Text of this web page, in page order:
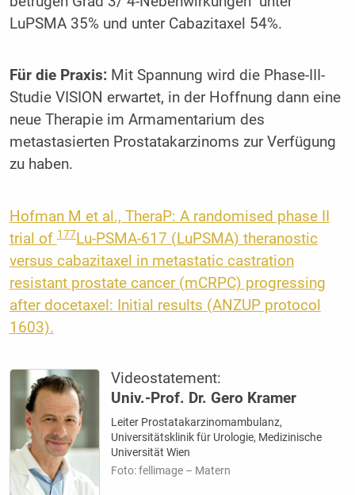
LuPSMA 35% und unter Cabazitaxel 54%.
Für die Praxis:Mit Spannung wird die Phase-III-
Studie VISION erwartet, in der Hoffnung dann eine
neue Therapie im Armamentarium des
metastasierten Prostatakarzinoms zur Verfügung
zu haben.
Hofman M et al., TheraP: A randomised phase II
trial of177Lu-PSMA-617 (LuPSMA) theranostic
versus cabazitaxel in metastatic castration
resistant prostate cancer (mCRPC) progressing
after docetaxel: Initial results (ANZUP protocol
1603).
Videostatement:
Univ.-Prof. Dr. Gero Kramer
Leiter Prostatakarzinomambulanz,
Universitätsklinik für Urologie, Medizinische
Universität Wien
Foto: fellimage – Matern